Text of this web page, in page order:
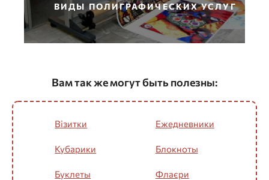
ВИДЫ ПОЛИГРАФИЧЕСКИХ УСЛУГ
Вам так же могут быть полезны:
Візитки
Кубарики
Буклеты
Ежедневники
Блокноты
Флаєри